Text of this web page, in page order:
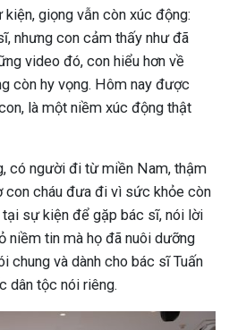
giọng vẫn còn xúc động:
nhưng con cảm thấy như đã
video đó, con hiểu hơn về
còn hy vọng. Hôm nay được
là một niềm xúc động thật
có người đi từ miền Nam, thậm
con cháu đưa đi vì sức khỏe còn
sự kiện để gặp bác sĩ, nói lời
niềm tin mà họ đã nuôi dưỡng
chung và dành cho bác sĩ Tuấn
dân tộc nói riêng.